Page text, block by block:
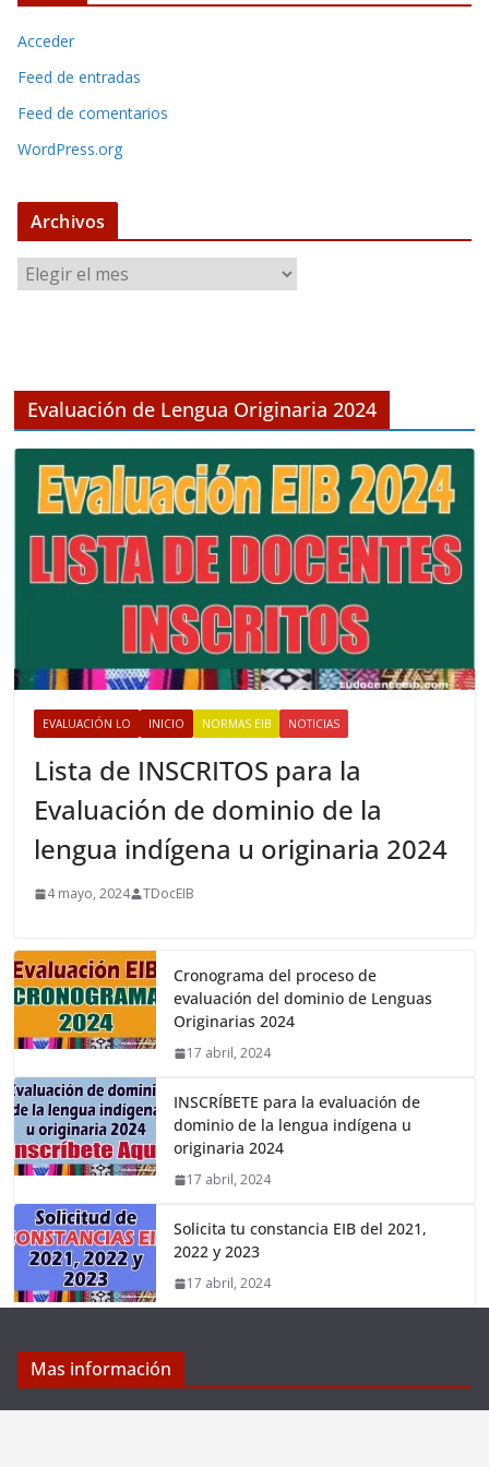
Acceder
Feed de entradas
Feed de comentarios
WordPress.org
Archivos
r
o
Evaluación de Lengua Originaria 2024
EVALUACIÓN LO INICIO NORMAS EIB NOTICIAS
Lista de INSCRITOS para la
Evaluación de dominio de la
lengua indígena u originaria 2024
4 mayo, 2024 TDocEIB
Cronograma del proceso de
evaluación del dominio de Lenguas
Originarias 2024
17 abril, 2024
INSCRÍBETE para la evaluación de
dominio de la lengua indígena u
originaria 2024
17 abril, 2024
Solicita tu constancia EIB del 2021,
2022 y 2023
17 abril, 2024
Mas información